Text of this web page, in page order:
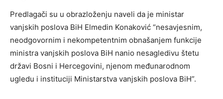
Predlagači su u obrazloženju naveli da je ministar
vanjskih poslova BiH Elmedin Konaković “nesavjesnim,
neodgovornim i nekompetentnim obnašanjem funkcije
ministra vanjskih poslova BiH nanio nesagledivu štetu
državi Bosni i Hercegovini, njenom međunarodnom
ugledu i instituciji Ministarstva vanjskih poslova BiH”.